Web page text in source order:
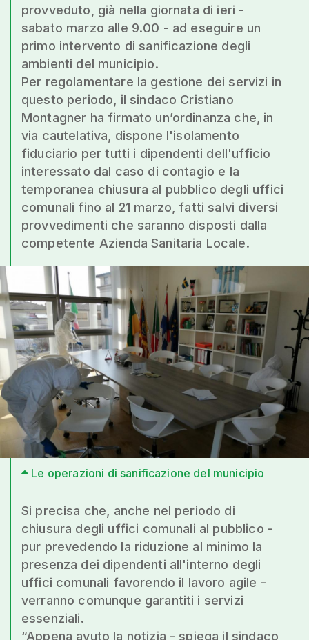
provveduto, già nella giornata di ieri -
sabato marzo alle 9.00 - ad eseguire un
primo intervento di sanificazione degli
ambienti del municipio.
Per regolamentare la gestione dei servizi in
questo periodo, il sindaco Cristiano
Montagner ha firmato un’ordinanza che, in
via cautelativa, dispone l'isolamento
fiduciario per tutti i dipendenti dell'ufficio
interessato dal caso di contagio e la
temporanea chiusura al pubblico degli uffici
comunali fino al 21 marzo, fatti salvi diversi
provvedimenti che saranno disposti dalla
competente Azienda Sanitaria Locale.
Le operazioni di sanificazione del municipio
Si precisa che, anche nel periodo di
chiusura degli uffici comunali al pubblico -
pur prevedendo la riduzione al minimo la
presenza dei dipendenti all'interno degli
uffici comunali favorendo il lavoro agile -
verranno comunque garantiti i servizi
essenziali.
“Appena avuto la notizia - spiega il sindaco